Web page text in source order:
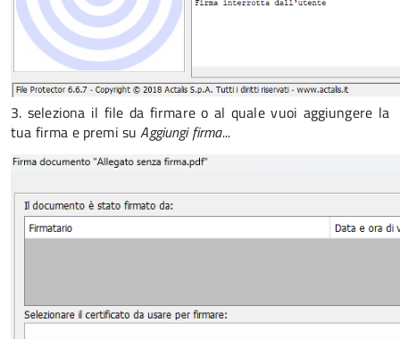
3. seleziona il file da firmare o al quale vuoi aggiungere la
tua firma e premi suAggiungi firma...